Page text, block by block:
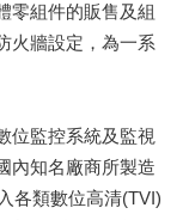
零組件的販售及組
火牆設定，為一系
位監控系統及監視
內知名廠商所製造
各類數位高清(TVI)